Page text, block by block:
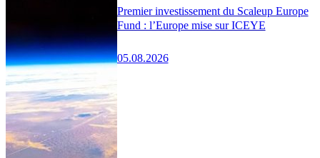
Premier investissement du Scaleup Europe
Fund : l’Europe mise sur ICEYE
05.08.2026